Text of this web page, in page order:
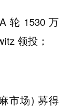
轮 1530 万
领投；
市场) 募得